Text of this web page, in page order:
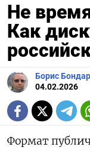
Не
Как
Борис
04.02.2026
Формат